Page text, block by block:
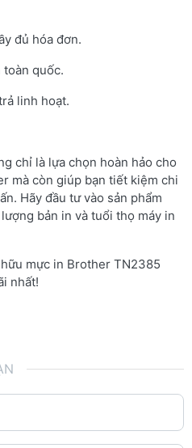
đủ hóa đơn.
quốc.
linh hoạt.
chỉ là lựa chọn hoàn hảo cho
mà còn giúp bạn tiết kiệm chi
Hãy đầu tư vào sản phẩm
bản in và tuổi thọ máy in
mực in Brother TN2385
nhất!